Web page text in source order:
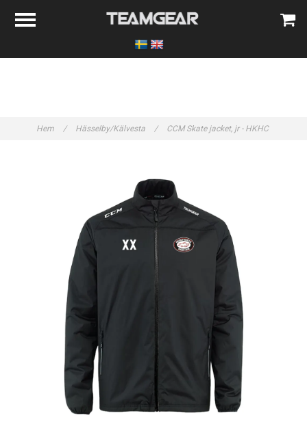
Hem / Hässelby/Kälvesta / CCM Skate jacket, jr - HKHC